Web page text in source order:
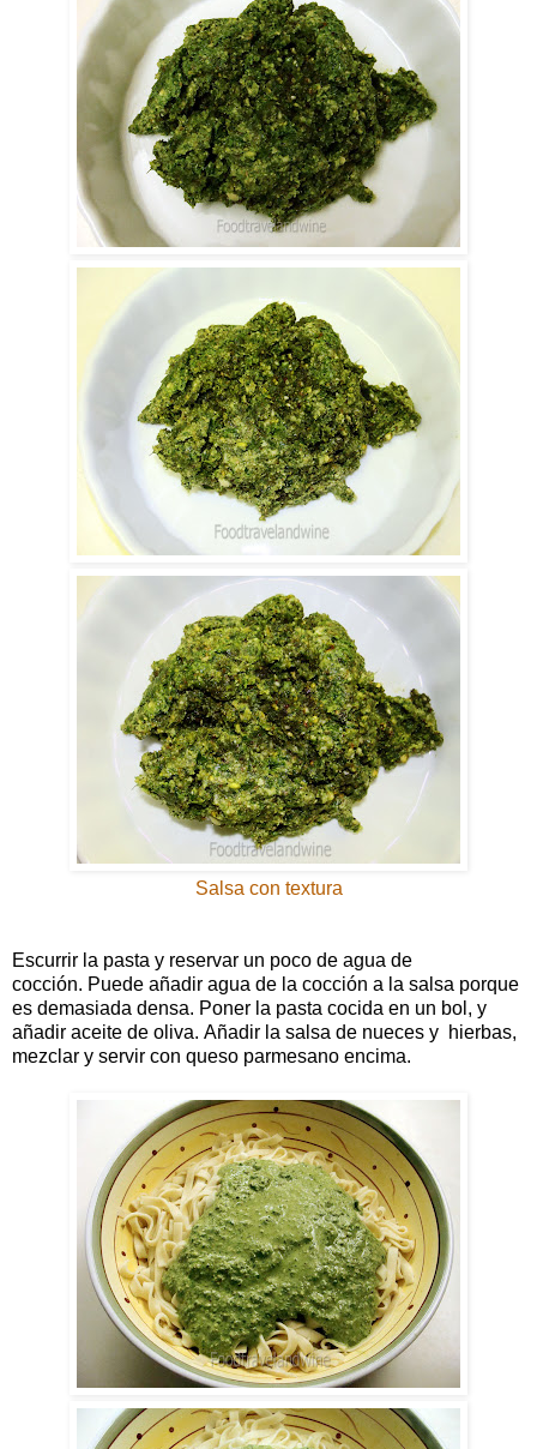
Salsa con textura
Escurrir la pasta y reservar un poco de agua de
cocción. Puede añadir agua de la cocción a la salsa porque
es demasiada densa. Poner la pasta cocida en un bol, y
añadir aceite de oliva. Añadir la salsa de nueces y hierbas,
mezclar y servir con queso parmesano encima.